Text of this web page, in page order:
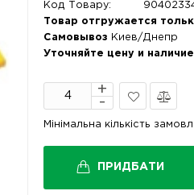
Код Товару:
Товар отгружается
Самовывоз Киев/Днепр
Уточняйте цену и
В
Мінімальна кількість
ПРИДБАТИ